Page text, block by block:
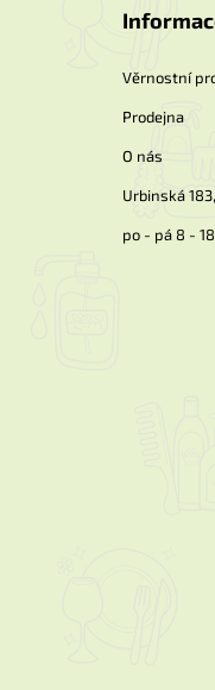
Věrnostní
Prodejna
O nás
Urbinská
po - pá 8 -